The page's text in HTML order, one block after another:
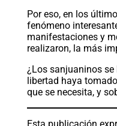
Por eso, en los
fenómeno
manifestaciones y
realizaron, la más
¿Los sanjuaninos
libertad haya
que se necesita, y